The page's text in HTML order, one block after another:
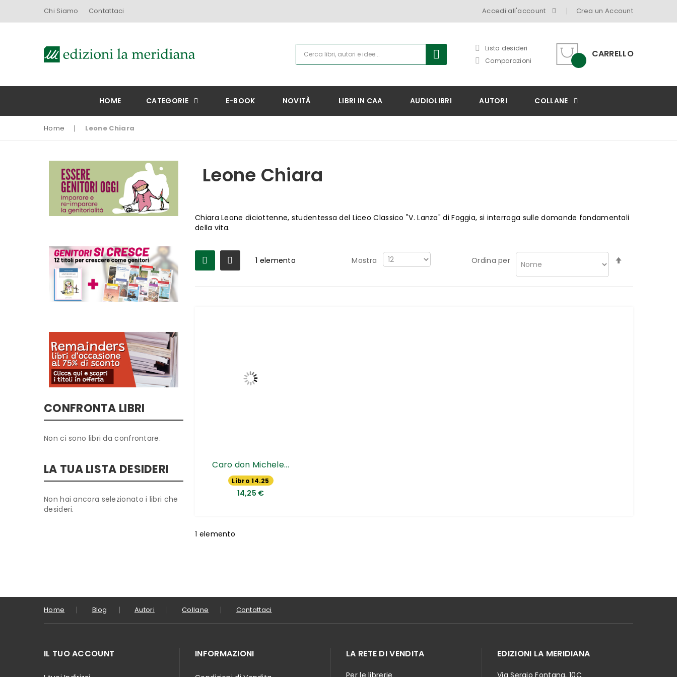
Chi Siamo Contattaci Accedi all'account Crea un Account
CARRELLO
Lista desideri
Comparazioni
HOME CATEGORIE E-BOOK NOVITÀ LIBRI IN CAA AUDIOLIBRI AUTORI COLLANE
Home Leone Chiara
Leone Chiara
Chiara Leone diciottenne, studentessa del Liceo Classico "V. Lanza" di Foggia, si interroga sulle domande fondamentali
della vita.
1 elemento Mostra Ordina per
Caro don Michele...
Libro 14.25
€
14,25 €
1 elemento
CONFRONTA LIBRI
Non ci sono libri da confrontare.
LA TUA LISTA DESIDERI
Non hai ancora selezionato i libri che
desideri.
Home Blog Autori Collane Contattaci
IL TUO ACCOUNT INFORMAZIONI LA RETE DI VENDITA EDIZIONI LA MERIDIANA